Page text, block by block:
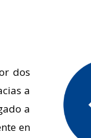
dos
a
a
en